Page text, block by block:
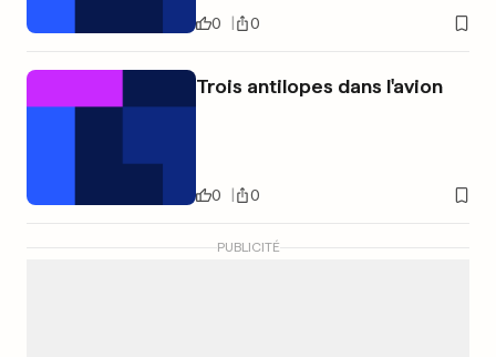
0 0
Trois antilopes dans l'avion
0 0
PUBLICITÉ